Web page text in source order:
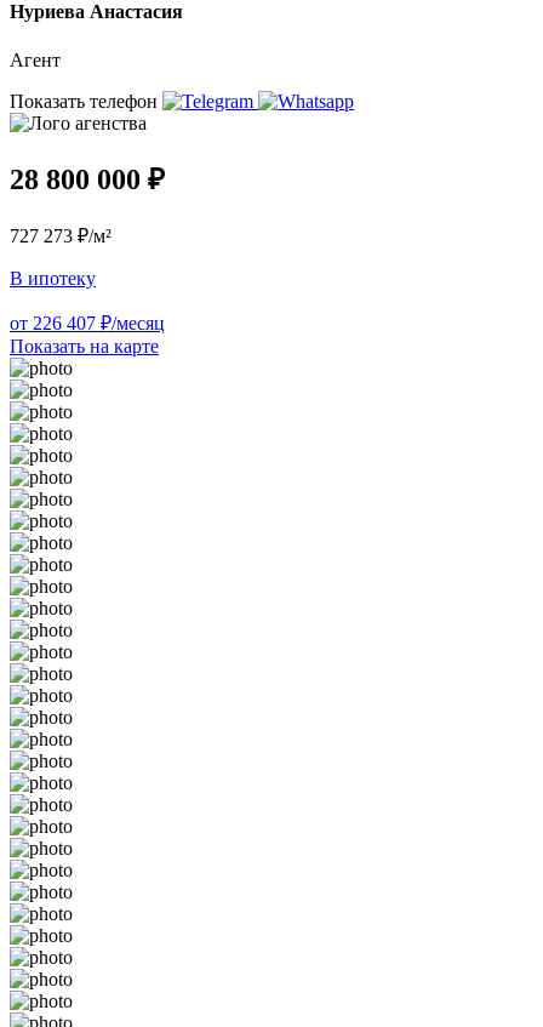
Нуриева Анастасия
Агент
Показать телефон
28 800 000 ₽
727 273 ₽/м²
В ипотеку
от 226 407 ₽/месяц
Показать на карте